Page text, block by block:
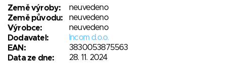
Země výroby:
neuvedeno
Země původu:
neuvedeno
Výrobce:
neuvedeno
Dodavatel:
Incom d.o.o.
EAN:
3830053875563
Data ze dne:
28. 11. 2024